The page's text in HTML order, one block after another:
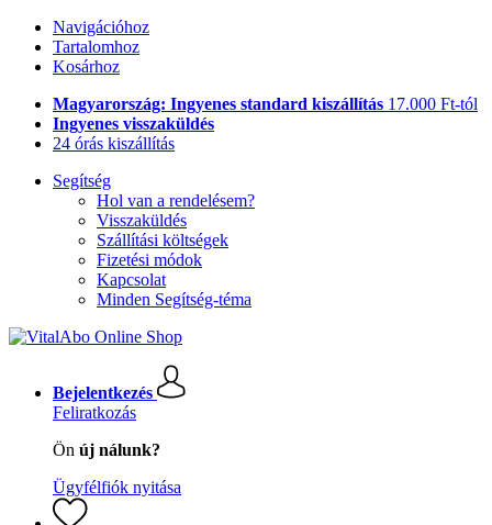
Navigációhoz
Tartalomhoz
Kosárhoz
Magyarország: Ingyenes standard kiszállítás 17.000 Ft-tól
Ingyenes visszaküldés
24 órás kiszállítás
Segítség
Hol van a rendelésem?
Visszaküldés
Szállítási költségek
Fizetési módok
Kapcsolat
Minden Segítség-téma
Bejelentkezés
Feliratkozás
Ön új nálunk?
Ügyfélfiók nyitása